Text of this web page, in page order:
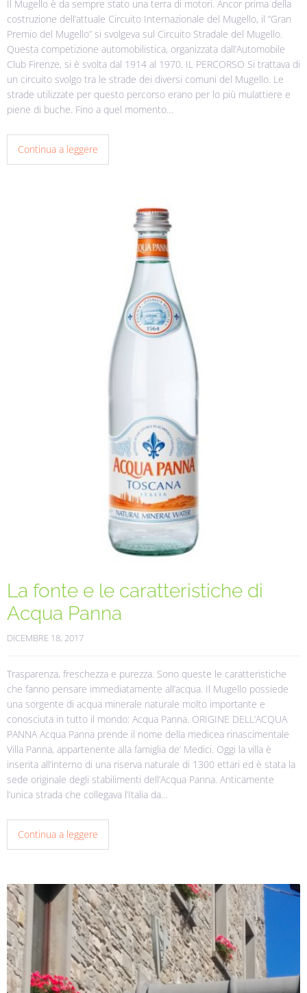
Il Mugello è da sempre stato una terra di motori. Ancor prima della
costruzione dell’attuale Circuito Internazionale del Mugello, il “Gran
Premio del Mugello” si svolgeva sul Circuito Stradale del Mugello.
Questa competizione automobilistica, organizzata dall’Automobile
Club Firenze, si è svolta dal 1914 al 1970. IL PERCORSO Si trattava di
un circuito svolgo tra le strade dei diversi comuni del Mugello. Le
strade utilizzate per questo percorso erano per lo più mulattiere e
piene di buche. Fino a quel momento…
Continua a leggere
La fonte e le caratteristiche di
Acqua Panna
DICEMBRE 18, 2017
Trasparenza, freschezza e purezza. Sono queste le caratteristiche
che fanno pensare immediatamente all’acqua. Il Mugello possiede
una sorgente di acqua minerale naturale molto importante e
conosciuta in tutto il mondo: Acqua Panna. ORIGINE DELL’ACQUA
PANNA Acqua Panna prende il nome della medicea rinascimentale
Villa Panna, appartenente alla famiglia de’ Medici. Oggi la villa è
inserita all’interno di una riserva naturale di 1300 ettari ed è stata la
sede originale degli stabilimenti dell’Acqua Panna. Anticamente
l’unica strada che collegava l’Italia da…
Continua a leggere